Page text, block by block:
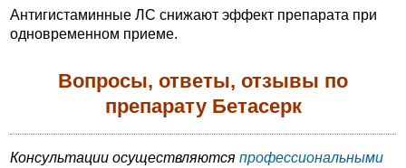
Антигистаминные ЛС снижают эффект препарата при
одновременном приеме.
Вопросы, ответы, отзывы по
препарату Бетасерк
Консультации осуществляются профессиональными